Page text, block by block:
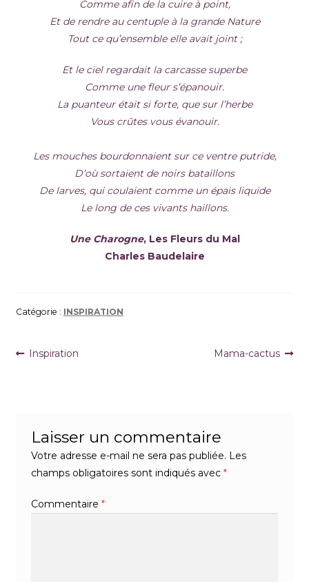
Comme afin de la cuire à point,
Et de rendre au centuple à la grande Nature
Tout ce qu’ensemble elle avait joint ;
Et le ciel regardait la carcasse superbe
Comme une fleur s’épanouir.
La puanteur était si forte, que sur l’herbe
Vous crûtes vous évanouir.
Les mouches bourdonnaient sur ce ventre putride,
D’où sortaient de noirs bataillons
De larves, qui coulaient comme un épais liquide
Le long de ces vivants haillons.
Une Charogne, Les Fleurs du Mal
Charles Baudelaire
Catégorie : INSPIRATION
Navigation
Article
Inspiration
Article
Mama-cactus
Laisser un commentaire
Votre adresse e-mail ne sera pas publiée. Les
champs obligatoires sont indiqués avec*
Commentaire*